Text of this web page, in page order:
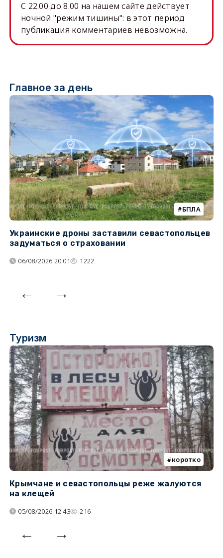
C 22.00 до 8.00 на нашем сайте действует
ночной "режим тишины": в этот период
публикация комментариев невозможна.
Главное за день
БПЛА
Украинские дроны заставили севастопольцев
задуматься о страховании
06/08/2026 20:01 1222
Туризм
коротко
Крымчане и севастопольцы реже жалуются
на клещей
05/08/2026 12:43 216